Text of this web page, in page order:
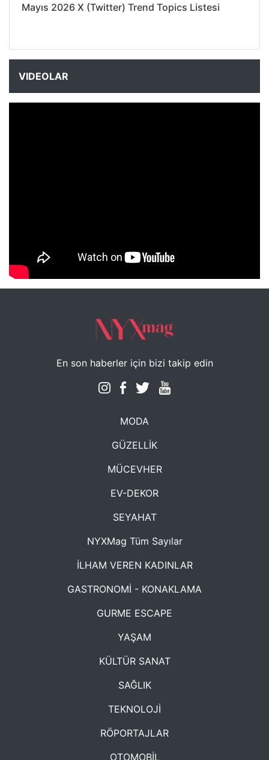
Mayıs 2026 X (Twitter) Trend Topics Listesi
VIDEOLAR
NYXmag 2. Yaş Kutlama Etkinliği
En son haberler için bizi takip edin
MODA
GÜZELLİK
MÜCEVHER
EV-DEKOR
SEYAHAT
NYXMag Tüm Sayılar
İLHAM VEREN KADINLAR
GASTRONOMİ - KONAKLAMA
GURME ESCAPE
YAŞAM
KÜLTÜR SANAT
SAĞLIK
TEKNOLOJİ
RÖPORTAJLAR
OTOMOBİL